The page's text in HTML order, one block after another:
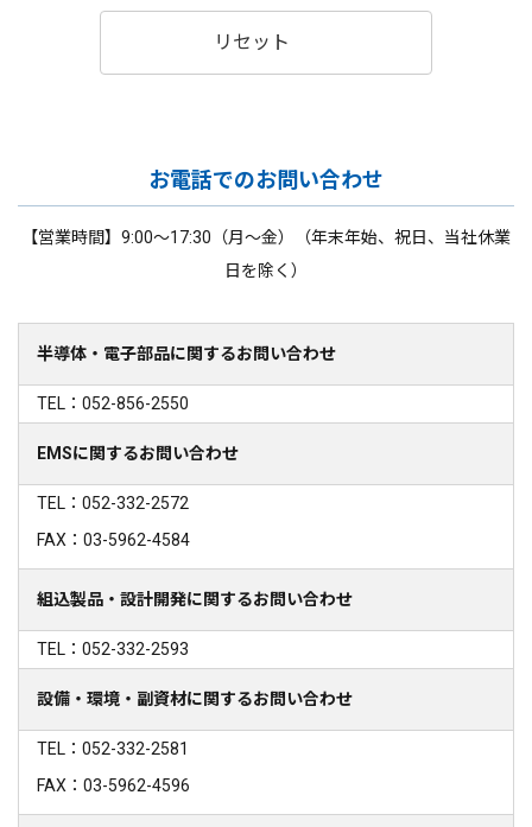
リセット
お電話でのお問い合わせ
【営業時間】9:00～17:30（月～金）（年末年始、祝日、当社休業
日を除く）
半導体・電子部品に関するお問い合わせ
TEL：052-856-2550
EMSに関するお問い合わせ
TEL：052-332-2572
FAX：03-5962-4584
組込製品・設計開発に関するお問い合わせ
TEL：052-332-2593
設備・環境・副資材に関するお問い合わせ
TEL：052-332-2581
FAX：03-5962-4596